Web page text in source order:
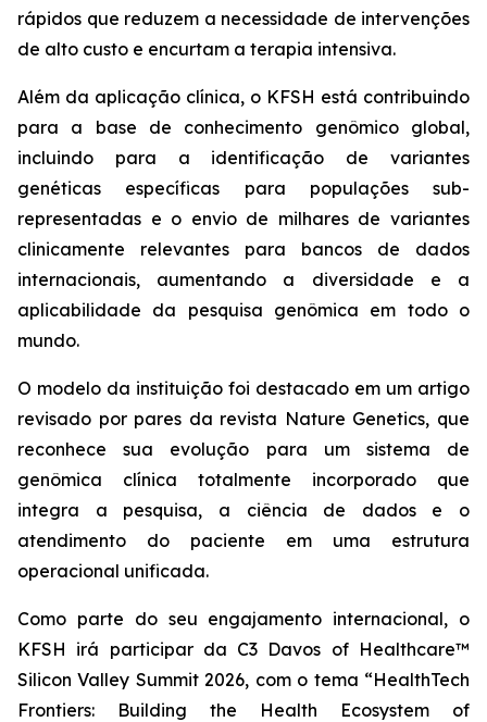
rápidos que reduzem a necessidade de intervenções
de alto custo e encurtam a terapia intensiva.
Além da aplicação clínica, o KFSH está contribuindo
para a base de conhecimento genômico global,
incluindo para a identificação de variantes
genéticas específicas para populações sub-
representadas e o envio de milhares de variantes
clinicamente relevantes para bancos de dados
internacionais, aumentando a diversidade e a
aplicabilidade da pesquisa genômica em todo o
mundo.
O modelo da instituição foi destacado em um artigo
revisado por pares da revista Nature Genetics, que
reconhece sua evolução para um sistema de
genômica clínica totalmente incorporado que
integra a pesquisa, a ciência de dados e o
atendimento do paciente em uma estrutura
operacional unificada.
Como parte do seu engajamento internacional, o
KFSH irá participar da C3 Davos of Healthcare™
Silicon Valley Summit 2026, com o tema “HealthTech
Frontiers: Building the Health Ecosystem of